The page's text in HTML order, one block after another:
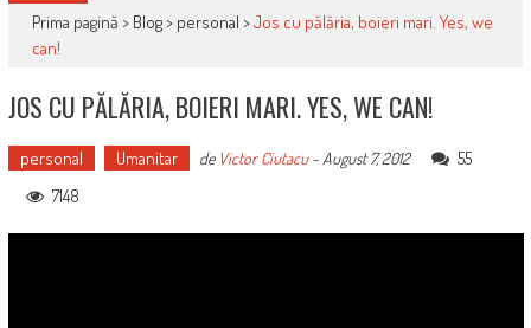
Prima pagină > Blog> personal >Jos cu pălăria, boieri mari. Yes, we
can!
JOS CU PĂLĂRIA, BOIERI MARI. YES, WE CAN!
personal Umanitar de Victor Ciutacu-August 7, 2012
55
7148